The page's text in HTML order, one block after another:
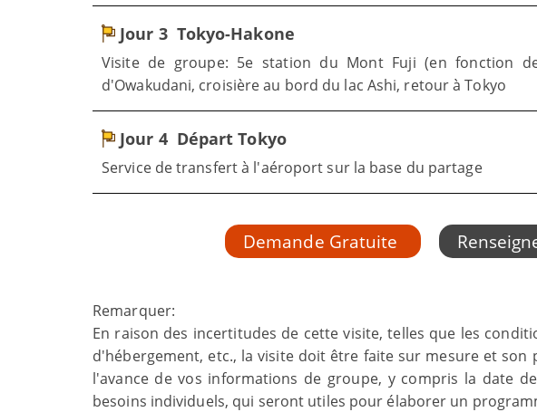
Jour 3 Tokyo-Hakone
Visite de groupe: 5e station du Mont Fuji (en fonction
d'Owakudani, croisière au bord du lac Ashi, retour à Tokyo
Jour 4 Départ Tokyo
Service de transfert à l'aéroport sur la base du partage
Demande Gratuite
Remarquer:
En raison des incertitudes de cette visite, telles que les
d'hébergement, etc., la visite doit être faite sur mesure et
l'avance de vos informations de groupe, y compris la date
besoins individuels, qui seront utiles pour élaborer un